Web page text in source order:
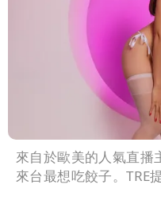
來自於歐美的人氣直
來台最想吃餃子。TRE